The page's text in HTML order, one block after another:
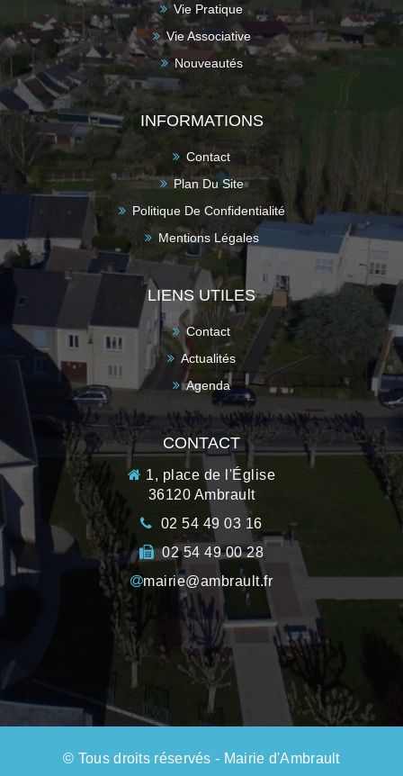
Vie Pratique
Vie Associative
Nouveautés
INFORMATIONS
Contact
Plan Du Site
Politique De Confidentialité
Mentions Légales
LIENS UTILES
Contact
Actualités
Agenda
CONTACT
1, place de l'Église
36120 Ambrault
02 54 49 03 16
02 54 49 00 28
mairie@ambrault.fr
© Tous droits réservés - Mairie d'Ambrault